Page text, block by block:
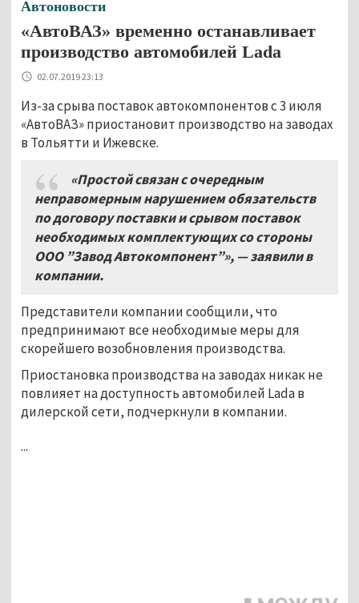
Автоновости
«АвтоВАЗ» временно останавливает
производство автомобилей Lada
02.07.2019 23:13
Из-за срыва поставок автокомпонентов с 3 июля
«АвтоВАЗ» приостановит производство на заводах
в Тольятти и Ижевске.
«Простой связан с очередным
неправомерным нарушением обязательств
по договору поставки и срывом поставок
необходимых комплектующих со стороны
ООО ”Завод Автокомпонент”», — заявили в
компании.
Представители компании сообщили, что
предпринимают все необходимые меры для
скорейшего возобновления производства.
Приостановка производства на заводах никак не
повлияет на доступность автомобилей Lada в
дилерской сети, подчеркнули в компании.
...